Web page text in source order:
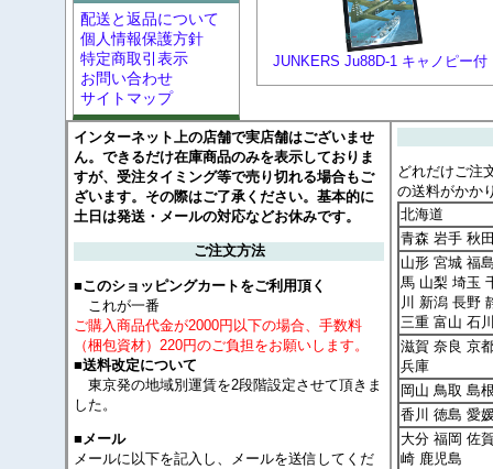
配送と返品について
個人情報保護方針
特定商取引表示
お問い合わせ
サイトマップ
JUNKERS Ju88D-1 キャノピー付
インターネット上の店舗で実店舗はございませ
ん。できるだけ在庫商品のみを表示しておりま
すが、受注タイミング等で売り切れる場合もご
ざいます。その際はご了承ください。基本的に
土日は発送・メールの対応などお休みです。
ご注文方法
■このショッピングカートをご利用頂く
これが一番
ご購入商品代金が2000円以下の場合、手数料
（梱包資材）220円のご負担をお願いします。
■送料改定について
東京発の地域別運賃を2段階設定させて頂きま
した。
■メール
メールに以下を記入し、メールを送信してくだ
どれだけご注
の送料がかか
北海道
青森 岩手 秋
山形 宮城 福
馬 山梨 埼玉
川 新潟 長野
三重 富山 石
滋賀 奈良 京
兵庫
岡山 鳥取 島
香川 徳島 愛
大分 福岡 佐
崎 鹿児島